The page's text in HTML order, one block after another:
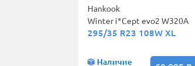
Hankook
Winter i*Cept evo2 W320A
295/35 R23 108W XL
Наличие